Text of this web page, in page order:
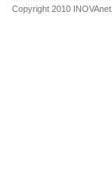
Copyright 2010 INOVAnet